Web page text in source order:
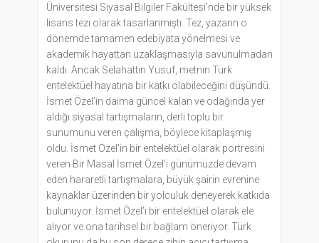
Üniversitesi Siyasal Bilgiler Fakültesi’nde bir yüksek
lisans tezi olarak tasarlanmıştı. Tez, yazarın o
dönemde tamamen edebiyata yönelmesi ve
akademik hayattan uzaklaşmasıyla savunulmadan
kaldı. Ancak Selahattin Yusuf, metnin Türk
entelektüel hayatına bir katkı olabileceğini düşündü.
İsmet Özel’in daima güncel kalan ve odağında yer
aldığı siyasal tartışmaların, derli toplu bir
sunumunu veren çalışma, böylece kitaplaşmış
oldu. İsmet Özel’in bir entelektüel olarak portresini
veren Bir Masal İsmet Özel’i günümüzde devam
eden hararetli tartışmalara, büyük şairin evrenine
kaynaklar üzerinden bir yolculuk deneyerek katkıda
bulunuyor. İsmet Özel’i bir entelektüel olarak ele
alıyor ve ona tarihsel bir bağlam öneriyor. Türk